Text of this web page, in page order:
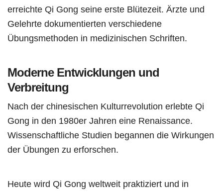
erreichte Qi Gong seine erste Blütezeit. Ärzte und
Gelehrte dokumentierten verschiedene
Übungsmethoden in medizinischen Schriften.
Moderne Entwicklungen und
Verbreitung
Nach der chinesischen Kulturrevolution erlebte Qi
Gong in den 1980er Jahren eine Renaissance.
Wissenschaftliche Studien begannen die Wirkungen
der Übungen zu erforschen.
Heute wird Qi Gong weltweit praktiziert und in